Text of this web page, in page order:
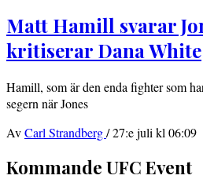
Matt Hamill svarar
kritiserar Dana White
Hamill, som är den enda fighter som
segern när Jones
AvCarl Strandberg/27:e juli kl 06:09
Kommande UFC Event